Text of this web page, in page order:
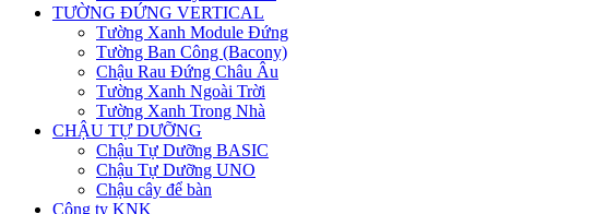
TƯỜNG ĐỨNG VERTICAL
Tường Xanh Module Đứng
Tường Ban Công (Bacony)
Chậu Rau Đứng Châu Âu
Tường Xanh Ngoài Trời
Tường Xanh Trong Nhà
CHẬU TỰ DƯỠNG
Chậu Tự Dưỡng BASIC
Chậu Tự Dưỡng UNO
Chậu cây để bàn
Công ty KNK